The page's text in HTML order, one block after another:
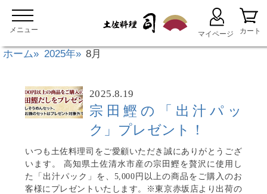
ホーム 2025年 8月
2025.8.19
宗田鰹の「出汁パッ
ク」プレゼント！
いつも土佐料理司をご愛顧いただき誠にありがとうござ
います。 高知県土佐清水市産の宗田鰹を贅沢に使用し
た「出汁パック」を、5,000円以上の商品をご購入のお
客様にプレゼントいたします。※東京赤坂店より出荷の